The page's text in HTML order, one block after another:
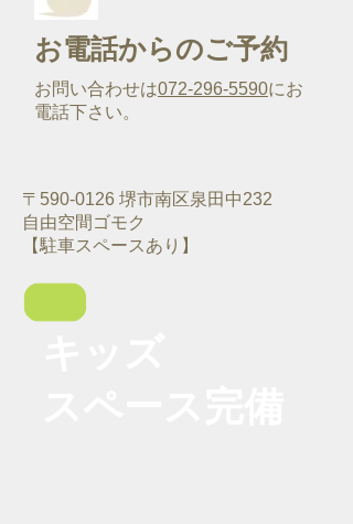
お電話からのご予約
お問い合わせは072-296-5590にお
電話下さい。
〒590-0126 堺市南区泉田中232
​自由空間ゴモク
【駐車スペースあり】